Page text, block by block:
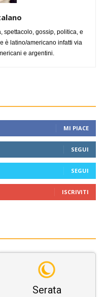
spettacolo, gossip, politica, e
è latino/americano infatti via
e argentini.
MI PIACE
SEGUI
SEGUI
ISCRIVITI
Serata